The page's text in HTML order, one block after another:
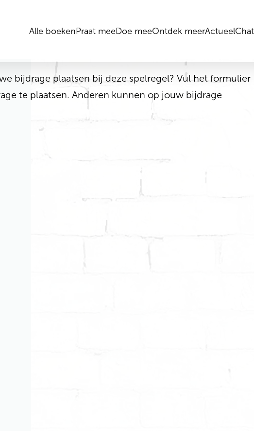
Alle boekenPraat meeDoe meeOntdek meerActueel
bijdrage plaatsen bij deze spelregel? Vul het formulier
te plaatsen. Anderen kunnen op jouw bijdrage